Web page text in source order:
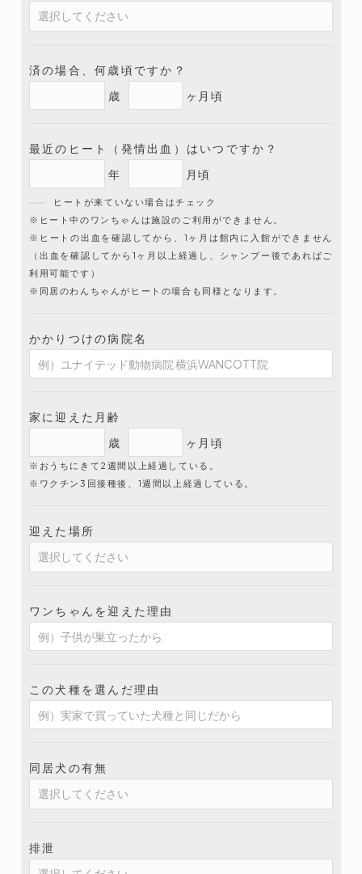
済の場合、何歳頃ですか？
歳
ヶ月頃
最近のヒート（発情出血）はいつですか？
年
月頃
ヒートが来ていない場合はチェック
※ヒート中のワンちゃんは施設のご利用ができません。
※ヒートの出血を確認してから、1ヶ月は館内に入館ができません
（出血を確認してから1ヶ月以上経過し、シャンプー後であればご
利用可能です）
※同居のわんちゃんがヒートの場合も同様となります。
かかりつけの病院名
家に迎えた月齢
歳
ヶ月頃
※おうちにきて2週間以上経過している。
※ワクチン3回接種後、1週間以上経過している。
迎えた場所
ワンちゃんを迎えた理由
この犬種を選んだ理由
同居犬の有無
排泄